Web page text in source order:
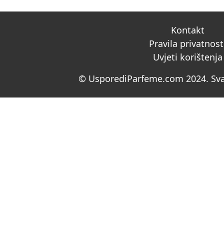
Kontakt
Pravila
Uvjeti korištenja
© UsporediParfeme.com 2024.